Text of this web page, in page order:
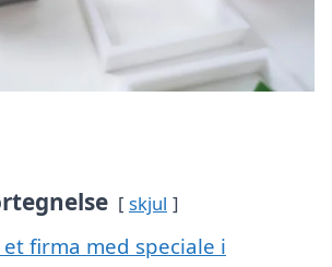
skjul
firma med speciale i